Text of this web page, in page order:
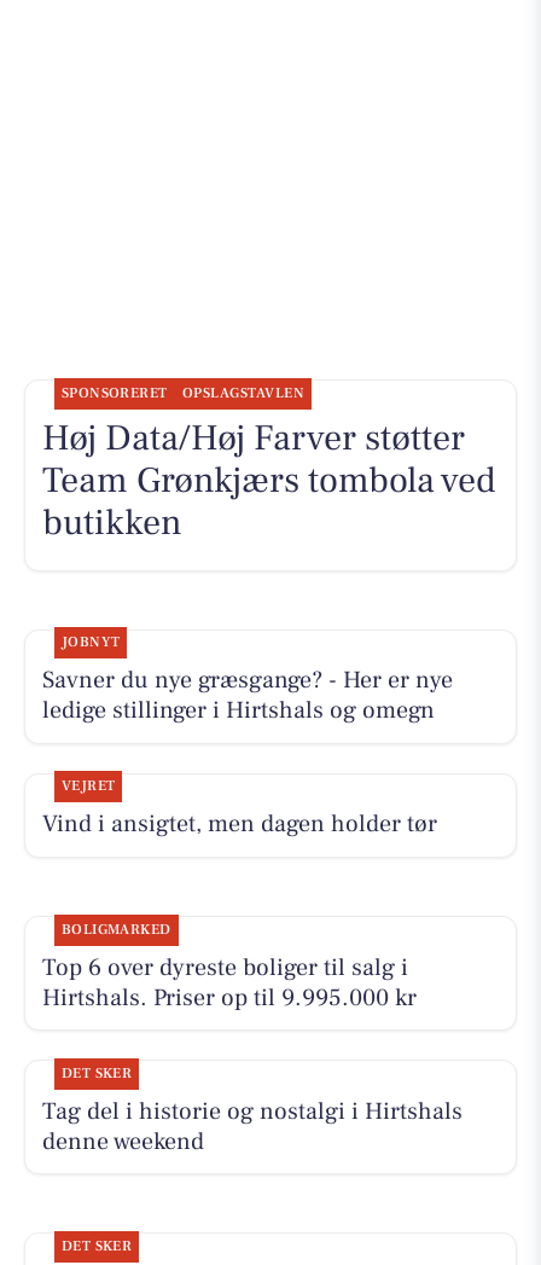
SPONSORERET OPSLAGSTAVLEN
Høj Data/Høj Farver støtter
Team Grønkjærs tombola ved
butikken
JOBNYT
Savner du nye græsgange? - Her er nye
ledige stillinger i Hirtshals og omegn
VEJRET
Vind i ansigtet, men dagen holder tør
BOLIGMARKED
Top 6 over dyreste boliger til salg i
Hirtshals. Priser op til 9.995.000 kr
DET SKER
Tag del i historie og nostalgi i Hirtshals
denne weekend
DET SKER